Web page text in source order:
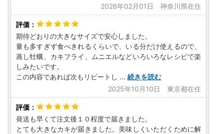
2026年02月01日 神奈川県在住
期待どおりの大きなサイズで安心しました。
量も多すぎず食べきれるくらいで、いる分だけ使えるので、
蒸し牡蠣、カキフライ、ムニエルなどいろいろなレシピで楽
しみたいです。
この内容であれば次もリピートし ... 続きを読む
2025年10月10日 東京都在住
発送も早くて注文後１０程度で届きました。
とても大きなカキが届きました。美味しくいただくために解